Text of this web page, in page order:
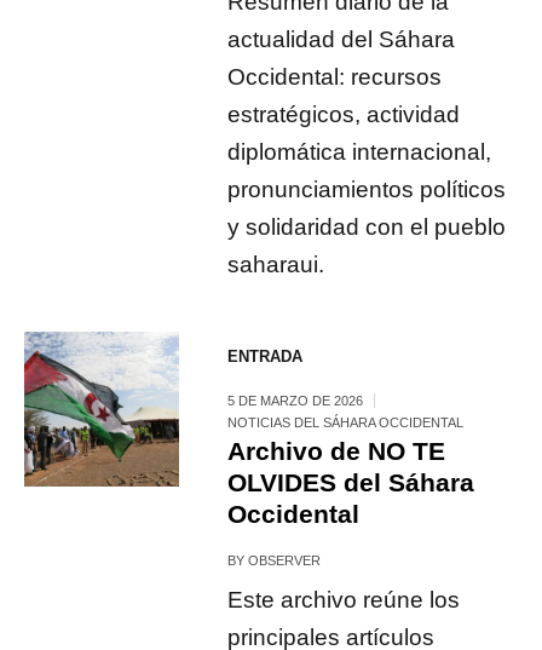
actualidad del Sáhara
Occidental: recursos
estratégicos, actividad
diplomática internacional,
pronunciamientos políticos
y solidaridad con el pueblo
saharaui.
ENTRADA
5 DE MARZO DE 2026
NOTICIAS DEL SÁHARA OCCIDENTAL
Archivo de NO TE
OLVIDES del Sáhara
Occidental
BYOBSERVER
Este archivo reúne los
principales artículos